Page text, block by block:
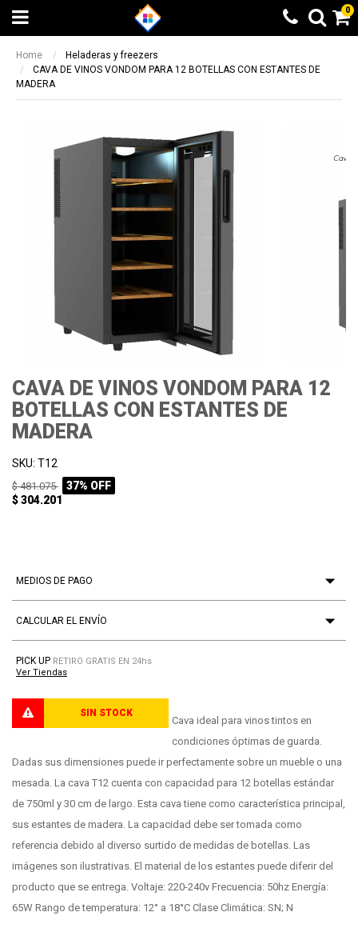
0
Home
Heladeras y freezers
CAVA DE VINOS VONDOM PARA 12 BOTELLAS CON ESTANTES DE
MADERA
CAVA DE VINOS VONDOM PARA 12
BOTELLAS CON ESTANTES DE
MADERA
SKU: T12
$ 481.075
37% OFF
$ 304.201
MEDIOS DE PAGO
CALCULAR EL ENVÍO
PICK UP RETIRO GRATIS EN 24hs
Ver Tiendas
Otras formas de pago
Mercado Pago
Transferencia bancaria
Elegí otra opción
Mercado Pago
Transferencia bancaria
Beneficio Santander
6 cuotas sin interés + 10% de
reintegro sin tope. 9 y 12 cuotas sin
interés en productos seleccionados
Beneficio valido entre el 08/05/2023 y el
14/05/2023
Beneficio ICBC
9 cuotas sin interés en producto
Beneficio valido entre el 08/05/2023 y el
14/05/2023
BUSCAR
Calculando...espere
¡LISTO!
SIN STOCK
PROCESANDO
Cava ideal para vinos tintos en
condiciones óptimas de guarda.
Dadas sus dimensiones puede ir perfectamente sobre un mueble o una
mesada. La cava T12 cuenta con capacidad para 12 botellas estándar
de 750ml y 30 cm de largo. Esta cava tiene como característica principal,
sus estantes de madera. La capacidad debe ser tomada como
referencia debido al diverso surtido de medidas de botellas. Las
imágenes son ilustrativas. El material de los estantes puede diferir del
producto que se entrega. Voltaje: 220-240v Frecuencia: 50hz Energía:
65W Rango de temperatura: 12° a 18°C Clase Climática: SN; N